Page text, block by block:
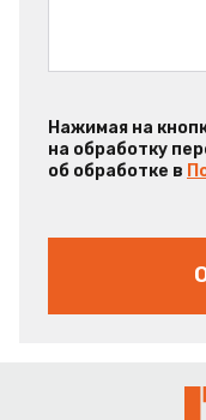
Нажимая на
на обработку
об обработке в